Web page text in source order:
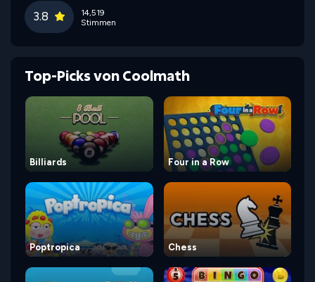
3.8
14,519
Stimmen
Top-Picks von Coolmath
Billiards Four in a Row
Poptropica Chess